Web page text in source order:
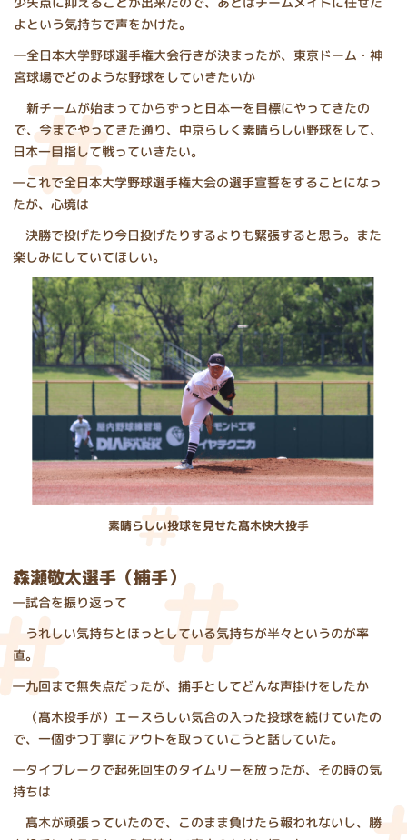
よという気持ちで声をかけた。
―全日本大学野球選手権大会行きが決まったが、東京ドーム・神
宮球場でどのような野球をしていきたいか
新チームが始まってからずっと日本一を目標にやってきたの
で、今までやってきた通り、中京らしく素晴らしい野球をして、
日本一目指して戦っていきたい。
―これで全日本大学野球選手権大会の選手宣誓をすることになっ
たが、心境は
決勝で投げたり今日投げたりするよりも緊張すると思う。また
楽しみにしていてほしい。
素晴らしい投球を見せた髙木快大投手
森瀬敬太選手（捕手）
―試合を振り返って
うれしい気持ちとほっとしている気持ちが半々というのが率
直。
―九回まで無失点だったが、捕手としてどんな声掛けをしたか
（髙木投手が）エースらしい気合の入った投球を続けていたの
で、一個ずつ丁寧にアウトを取っていこうと話していた。
―タイブレークで起死回生のタイムリーを放ったが、その時の気
持ちは
髙木が頑張っていたので、このまま負けたら報われないし、勝